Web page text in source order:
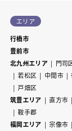
エリア
行橋市
豊前市
北九州エリア
門司
若松区
中間市
戸畑区
筑豊エリア
直方市
鞍手郡
福岡エリア
宗像市